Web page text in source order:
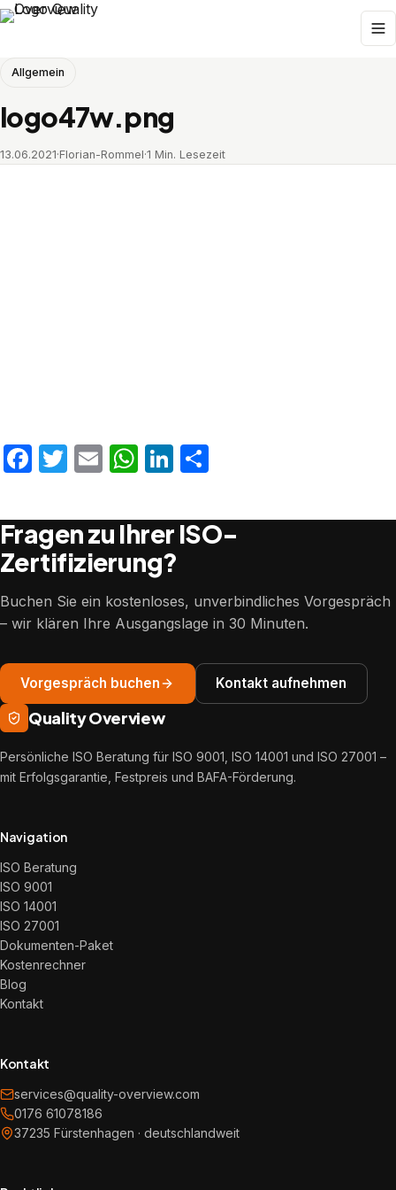
Allgemein
logo47w.png
13.06.2021·Florian-Rommel·1 Min. Lesezeit
Facebook
Twitter
EmailWhatsApp
LinkedIn
Fragen zu Ihrer ISO-
Zertifizierung?
Buchen Sie ein kostenloses, unverbindliches Vorgespräch
– wir klären Ihre Ausgangslage in 30 Minuten.
Vorgespräch buchen Kontakt aufnehmen
Quality Overview
Persönliche ISO Beratung für ISO 9001, ISO 14001 und ISO 27001 –
mit Erfolgsgarantie, Festpreis und BAFA-Förderung.
Navigation
ISO Beratung
ISO 9001
ISO 14001
ISO 27001
Dokumenten-Paket
Kostenrechner
Blog
Kontakt
Kontakt
services@quality-overview.com
0176 61078186
37235 Fürstenhagen · deutschlandweit